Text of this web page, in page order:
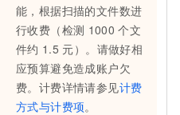
能，根据扫描的文件数进
行收费（检测 1000 个文
件约 1.5 元）。请做好相
应预算避免造成账户欠
费。计费详情请参见计费
方式与计费项。